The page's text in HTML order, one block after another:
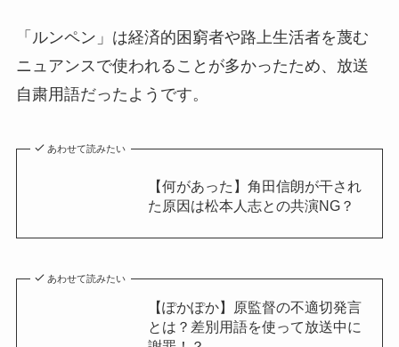
「ルンペン」は経済的困窮者や路上生活者を蔑む
ニュアンスで使われることが多かったため、放送
自粛用語だったようです。
あわせて読みたい
【何があった】角田信朗が干され
た原因は松本人志との共演NG？
あわせて読みたい
【ぽかぽか】原監督の不適切発言
とは？差別用語を使って放送中に